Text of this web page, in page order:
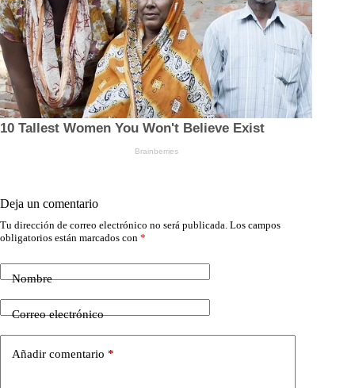
Deja un comentario
Tu dirección de correo electrónico no será publicada. Los campos
obligatorios están marcados con *
Nombre
Correo electrónico
Añadir comentario *